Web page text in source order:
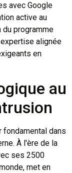
avec Google
active au
du programme
alignée
en
au
dans
À l'ère de la
ses 2500
met en